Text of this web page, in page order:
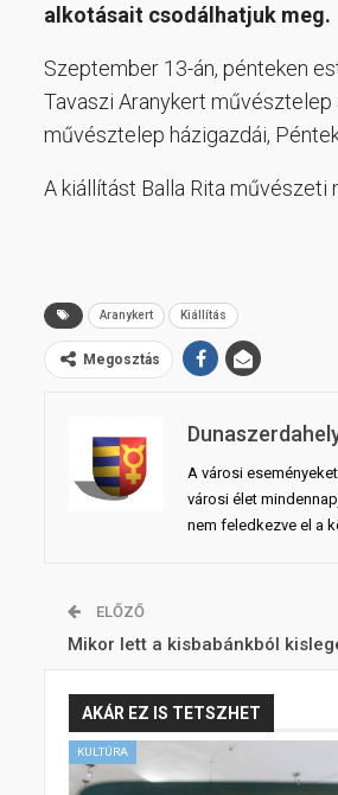
alkotásait csodálhatjuk meg.
Szeptember 13-án, pénteken
Tavaszi Aranykert
művésztelep házigazdái,
A kiállítást Balla Rita művészeti
Aranykert Kiállítás
Megosztás
A városi
városi élet
nem feledkezve el a
ELŐZŐ
Mikor lett a kisbabánkból
AKÁR EZ IS TETSZHET
KULTÚRA